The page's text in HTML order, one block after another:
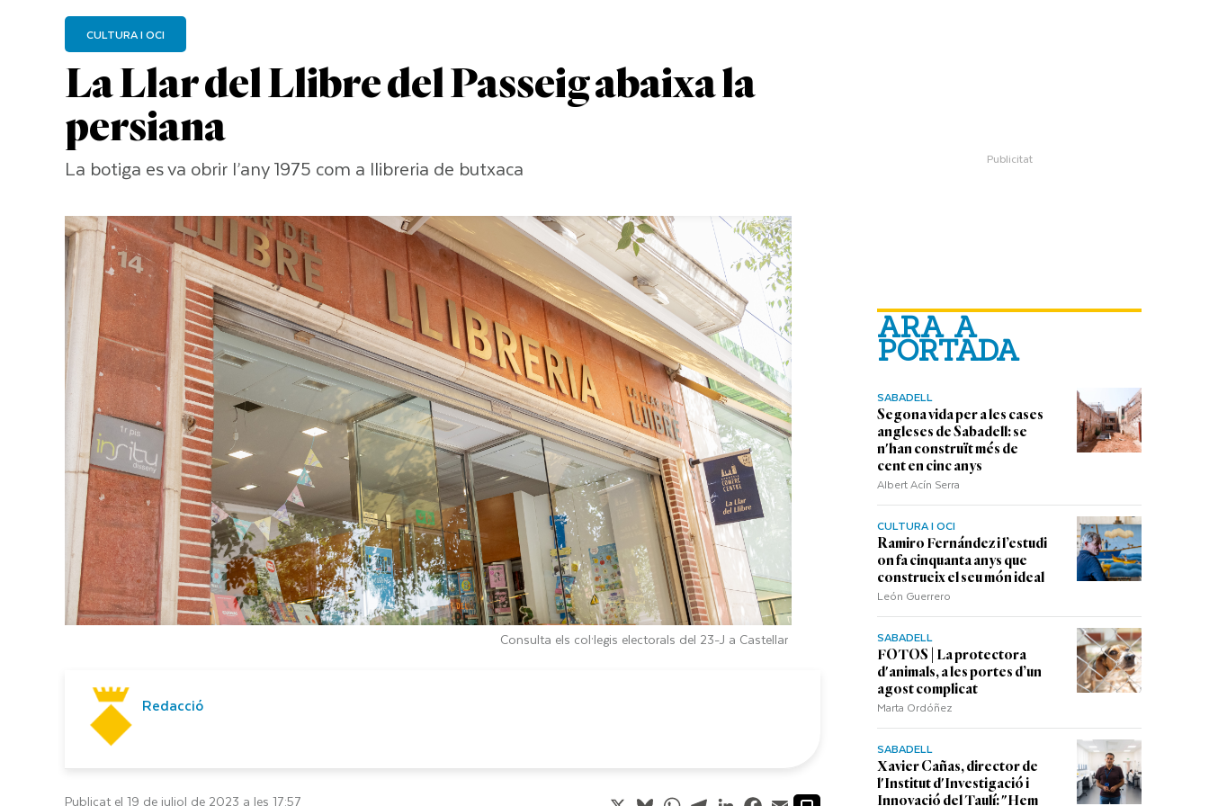
ARA A
PORTADA
SABADELL
Segona vida per a les cases
angleses de Sabadell: se
n'han construït més de
cent en cinc anys
Albert Acín Serra
CULTURA I OCI
Ramiro Fernández i l’estudi
on fa cinquanta anys que
construeix el seu món ideal
León Guerrero
SABADELL
FOTOS | La protectora
d'animals, a les portes d’un
agost complicat
Marta Ordóñez
SABADELL
Xavier Cañas, director de
l'Institut d'Investigació i
Innovació del Taulí: "Hem
La Llar del Llibre del Passeig abaixa la
persiana
CULTURA I OCI
La botiga es va obrir l’any 1975 com a llibreria de butxaca
Consulta els col·legis electorals del 23-J a Castellar
Redacció
Publicat el 19 de juliol de 2023 a les 17:57 X BlueskyWhatsApp
TelegramLinkedInFacebook
Email